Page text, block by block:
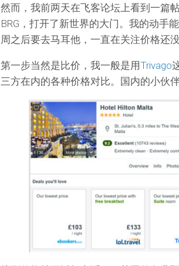
然而，我前两天在飞客论坛上看到一篇
BRG，打开了新世界的大门。我的动手
周之后要去马耳他，一直在关注价格还
第一步当然是比价，我一般是用 Trivago
三方在内的各种价格对比。国内的小伙